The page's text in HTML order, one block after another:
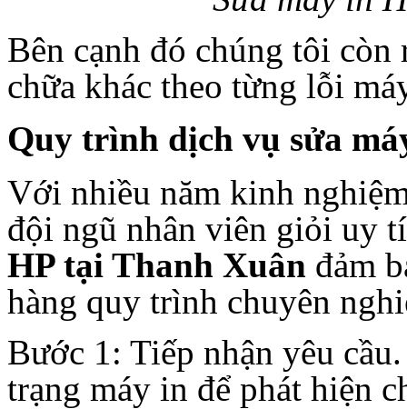
Bên cạnh đó chúng tôi
chữa khác theo từng lỗi
Quy trình dịch vụ sửa
Với nhiều năm kinh
đội ngũ nhân viên giỏi uy
HP tại Thanh Xuân đảm
hàng quy trình chuyên
Bước 1: Tiếp nhận yêu
trạng máy in để phát hiện